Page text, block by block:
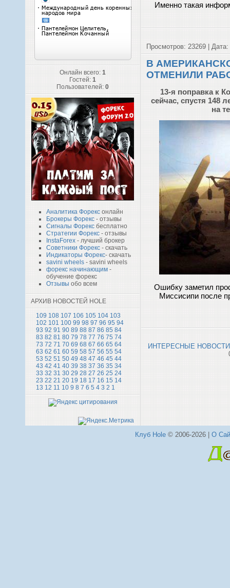
Онлайн всего: 1
Гостей: 1
Пользователей: 0
Аналитика Форекс онлайн
Брокеры Форекс - отзывы
Сигналы Форекс бесплатно
Стратегии Форекс - отзывы
InstaForex - лучший брокер
Советники Форекс - скачать
Индикаторы Форекс- скачать
savini wheels - savini wheels
форекс начинающим -
обучение форекс
Отзывы обо всем
АРХИВ НОВОСТЕЙ HOLE
109 108 107 106 105 104 103
102 101 100 99 98 97 96 95 94
93 92 91 90 89 88 87 86 85 84
83 82 81 80 79 78 77 76 75 74
73 72 71 70 69 68 67 66 65 64
63 62 61 60 59 58 57 56 55 54
53 52 51 50 49 48 47 46 45 44
43 42 41 40 39 38 37 36 35 34
33 32 31 30 29 28 27 26 25 24
23 22 21 20 19 18 17 16 15 14
13 12 11 10 9 8 7 6 5 4 3 2 1
Именно такая
Просмотров: 23269 | Дата:
В
ОТМЕНИЛИ
13-я поправка к
сейчас, спустя 148
на
Ошибку заметил
Миссисипи после
ИНТЕРЕСНЫЕ НОВОСТИ
Клуб Hole© 2006-2026 | О